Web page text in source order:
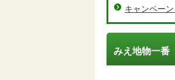
キャンペー
みえ地物一番